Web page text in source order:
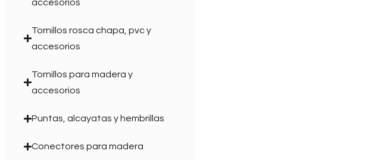
accesorios
Tornillos rosca chapa, pvc y
accesorios
Tornillos para madera y
accesorios
Puntas, alcayatas y hembrillas
Conectores para madera